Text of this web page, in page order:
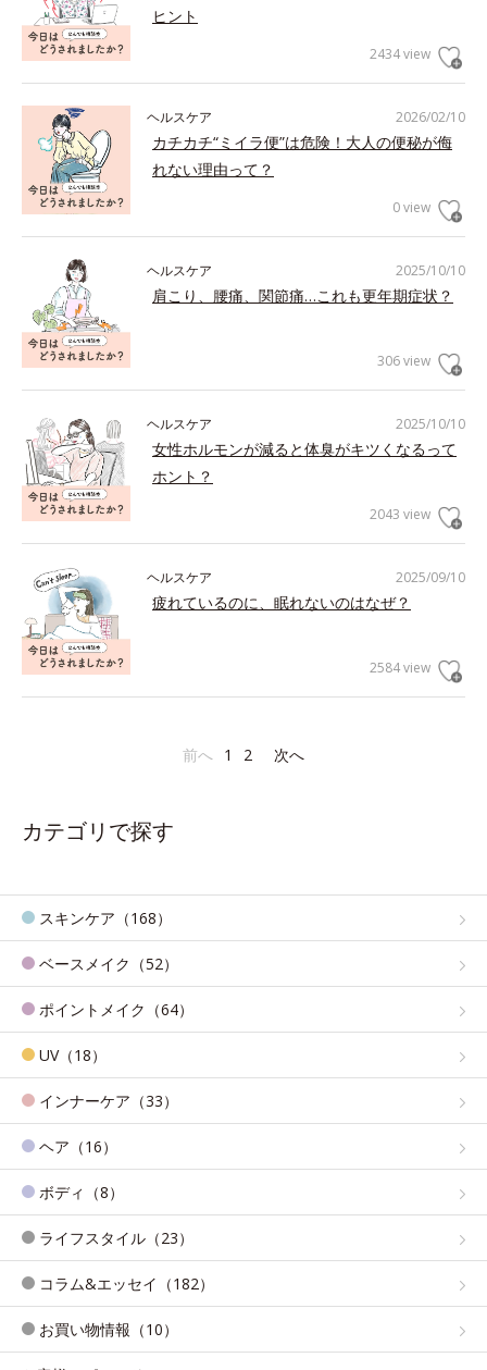
ヒント
2434 view
2026/02/10
ヘルスケア
カチカチ“ミイラ便”は危険！大人の便秘が侮
れない理由って？
0 view
2025/10/10
ヘルスケア
肩こり、腰痛、関節痛…これも更年期症状？
306 view
2025/10/10
ヘルスケア
女性ホルモンが減ると体臭がキツくなるって
ホント？
2043 view
2025/09/10
ヘルスケア
疲れているのに、眠れないのはなぜ？
2584 view
前へ 1 2 次へ
カテゴリで探す
スキンケア（168）
ベースメイク（52）
ポイントメイク（64）
UV（18）
インナーケア（33）
ヘア（16）
ボディ（8）
ライフスタイル（23）
コラム&エッセイ（182）
お買い物情報（10）